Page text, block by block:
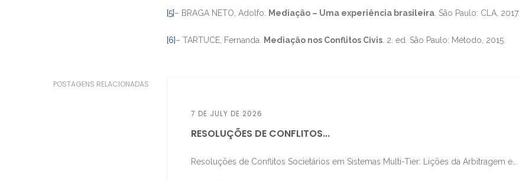
[5]– BRAGA NETO, Adolfo. Mediação – Uma experiência brasileira . São Paulo: CLA, 2017.
[6]– TARTUCE, Fernanda. Mediação nos Conflitos Civis . 2. ed. São Paulo: Método, 2015.
POSTAGENS RELACIONADAS
7 DE JULY DE 2026
RESOLUÇÕES DE CONFLITOS...
Resoluções de Conflitos Societários em Sistemas Multi-Tier: Lições da Arbitragem e...